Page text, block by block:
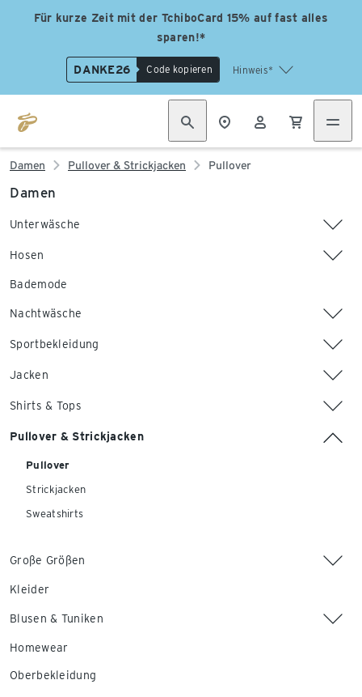
Für kurze Zeit mit der TchiboCard 15% auf fast alles
sparen!*
DANKE26 Code kopieren Hinweis*
Damen Pullover & Strickjacken Pullover
Damen
Unterwäsche
Hosen
Bademode
Nachtwäsche
Sportbekleidung
Jacken
Shirts & Tops
Pullover & Strickjacken
Pullover
Strickjacken
Sweatshirts
Große Größen
Kleider
Blusen & Tuniken
Homewear
Oberbekleidung